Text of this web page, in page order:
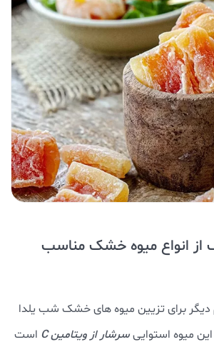
از انواع میوه خشک مناسب
برای تزیین میوه های خشک شب یلدا
میوه استواییسرشار از ویتامین C
است